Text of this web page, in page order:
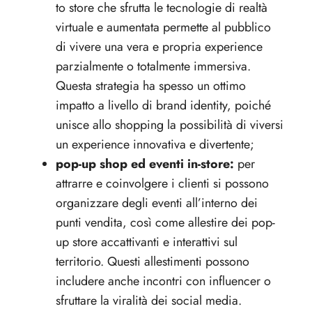
to store che sfrutta le tecnologie di realtà
virtuale e aumentata permette al pubblico
di vivere una vera e propria experience
parzialmente o totalmente immersiva.
Questa strategia ha spesso un ottimo
impatto a livello di brand identity, poiché
unisce allo shopping la possibilità di viversi
un experience innovativa e divertente;
pop-up shop ed eventi in-store: per
attrarre e coinvolgere i clienti si possono
organizzare degli eventi all’interno dei
punti vendita, così come allestire dei pop-
up store accattivanti e interattivi sul
territorio. Questi allestimenti possono
includere anche incontri con influencer o
sfruttare la viralità dei social media.